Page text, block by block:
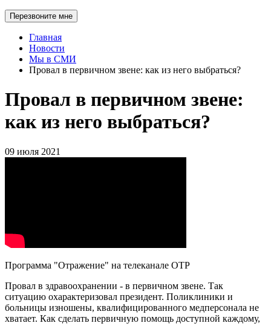
Перезвоните мне
Главная
Новости
Мы в СМИ
Провал в первичном звене: как из него выбраться?
Провал в первичном звене:
как из него выбраться?
09 июля 2021
Программа "Отражение" на телеканале ОТР
Провал в здравоохранении - в первичном звене. Так
ситуацию охарактеризовал президент. Поликлиники и
больницы изношены, квалифицированного медперсонала не
хватает. Как сделать первичную помощь доступной каждому,